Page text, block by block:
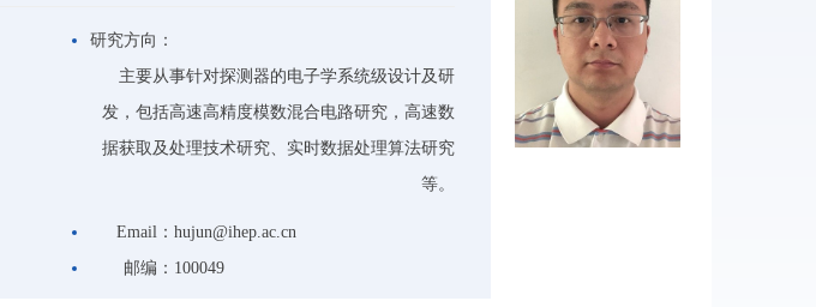
研究方向：
主要从事针对探测器的电子学系统级设计及研
发，包括高速高精度模数混合电路研究，高速数
据获取及处理技术研究、实时数据处理算法研究
等。
Email：hujun@ihep.ac.cn
邮编： 100049